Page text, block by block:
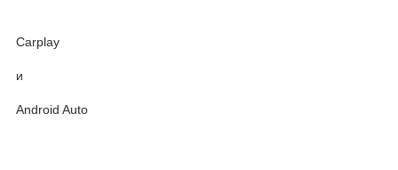
Carplay
и
Android Auto